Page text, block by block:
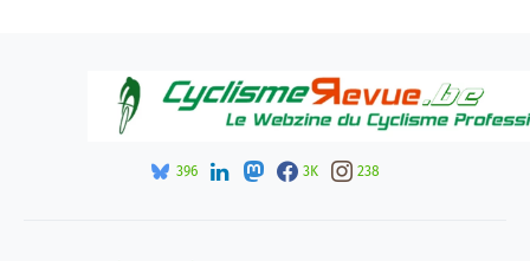
396 3K 238